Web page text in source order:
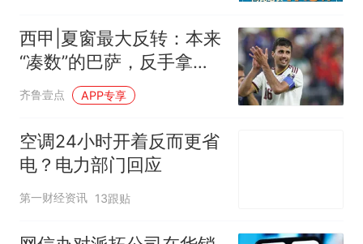
西甲|夏窗最大反转：本来
“凑数”的巴萨，反手拿下
了罗德里！
齐鲁壹点 APP专享
空调24小时开着反而更省
电？电力部门回应
第一财经资讯 13跟贴